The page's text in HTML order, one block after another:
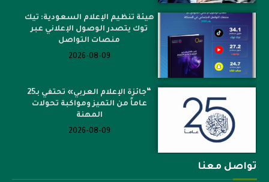
هيئة تنظيم الإعلام السعودية: تيك
توك يتصدر الوصول الإعلاني عبر
منصات التواصل
2026-08-09
“جائزة الإعلام العربي» تحتفي بـ25
عاماً من التميز ومواكبة تحولات
المهنة
2026-08-09
تواصل معنا